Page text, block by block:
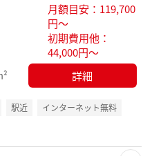
録
月額目安：119,700
円～
初期費用他：
44,000円～
詳細
駅近
インターネット無料